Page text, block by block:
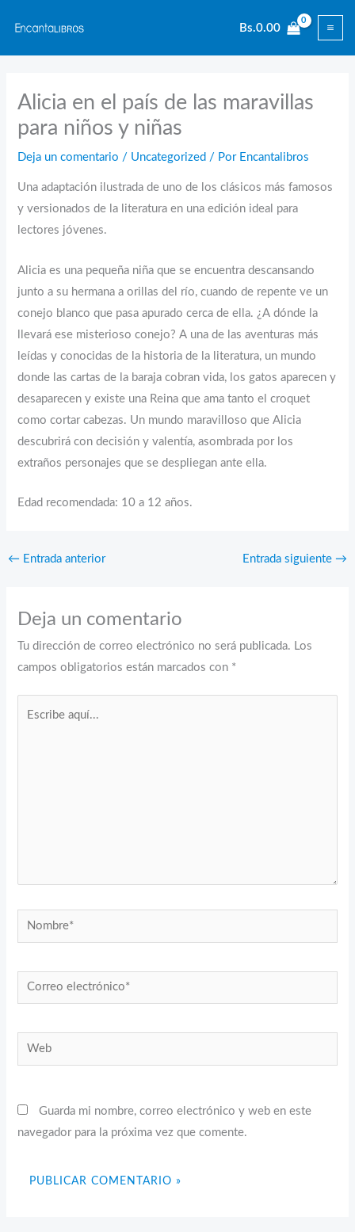
contenido
Bs.0.00
Alicia en el país de las maravillas
para niños y niñas
Deja un comentario / Uncategorized / Por Encantalibros
Una adaptación ilustrada de uno de los clásicos más famosos
y versionados de la literatura en una edición ideal para
lectores jóvenes.
Alicia es una pequeña niña que se encuentra descansando
junto a su hermana a orillas del río, cuando de repente ve un
conejo blanco que pasa apurado cerca de ella. ¿A dónde la
llevará ese misterioso conejo? A una de las aventuras más
leídas y conocidas de la historia de la literatura, un mundo
donde las cartas de la baraja cobran vida, los gatos aparecen y
desaparecen y existe una Reina que ama tanto el croquet
como cortar cabezas. Un mundo maravilloso que Alicia
descubrirá con decisión y valentía, asombrada por los
extraños personajes que se despliegan ante ella.
Edad recomendada: 10 a 12 años.
← Entrada anterior Entrada siguiente →
Deja un comentario
Tu dirección de correo electrónico no será publicada. Los
campos obligatorios están marcados con *
Nombre*
Correo
electrónico*
Web
Guarda mi nombre, correo electrónico y web en este
navegador para la próxima vez que comente.